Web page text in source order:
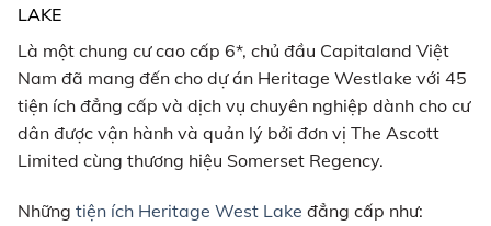
LAKE
Là một chung cư cao cấp 6*, chủ đầu Capitaland Việt
Nam đã mang đến cho dự án Heritage Westlake với 45
tiện ích đẳng cấp và dịch vụ chuyên nghiệp dành cho cư
dân được vận hành và quản lý bởi đơn vị The Ascott
Limited cùng thương hiệu Somerset Regency.
Những tiện ích Heritage West Lake đẳng cấp như: